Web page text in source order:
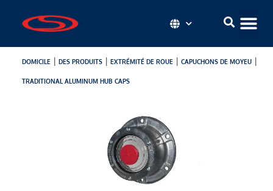
DOMICILE | DES PRODUITS| EXTRÉMITÉ DE ROUE | CAPUCHONS DE MOYEU|
TRADITIONAL ALUMINUM HUB CAPS